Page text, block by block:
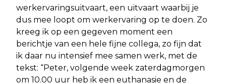
werkervaringsuitvaart, een uitvaart waarbij je
dus mee loopt om werkervaring op te doen. Zo
kreeg ik op een gegeven moment een
berichtje van een hele fijne collega, zo fijn dat
ik daar nu intensief mee samen werk, met de
tekst: “Peter, volgende week zaterdagmorgen
om 10.00 uur heb ik een euthanasie en de